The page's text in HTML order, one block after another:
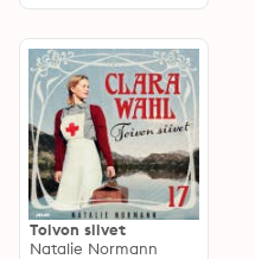
Toivon siivet
Natalie Normann